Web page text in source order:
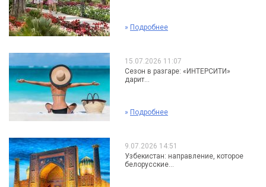
» Подробнее
15.07.2026 11:07
Сезон в разгаре: «ИНТЕРСИТИ»
дарит...
» Подробнее
9.07.2026 14:51
Узбекистан: направление, которое
белорусские...